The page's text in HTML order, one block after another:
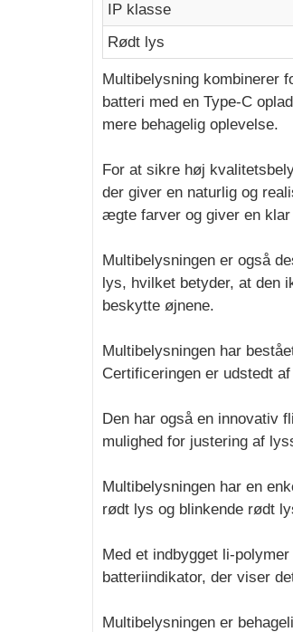
IP klasse
Rødt lys
Multibelysning kombinerer
batteri med en Type-C
mere behagelig oplevelse.
For at sikre høj
der giver en naturlig og
ægte farver og giver en
Multibelysningen er også
lys, hvilket betyder, at den
beskytte øjnene.
Multibelysningen har
Certificeringen er udstedt
Den har også en innovativ
mulighed for justering af
Multibelysningen har en
rødt lys og blinkende rødt
Med et indbygget li-
batteriindikator, der viser
Multibelysningen er